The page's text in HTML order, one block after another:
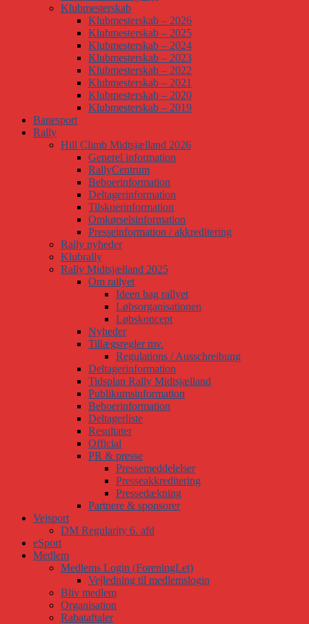
Klubmesterskab
Klubmesterskab – 2026
Klubmesterskab – 2025
Klubmesterskab – 2024
Klubmesterskab – 2023
Klubmesterskab – 2022
Klubmesterskab – 2021
Klubmesterskab – 2020
Klubmesterskab – 2019
Banesport
Rally
Hill Climb Midtsjælland 2026
Generel information
RallyCentrum
Beboerinformation
Deltagerinformation
Tilskuerinformation
Omkørselsinformation
Presseinformation / akkreditering
Rally nyheder
Klubrally
Rally Midtsjælland 2025
Om rallyet
Ideen bag rallyet
Løbsorganisationen
Løbskoncept
Nyheder
Tillægsregler mv.
Regulations / Ausschreibung
Deltagerinformation
Tidsplan Rally Midtsjælland
Publikumsinformation
Beboerinformation
Deltagerliste
Resultater
Official
PR & presse
Pressemeddelelser
Presseakkreditering
Pressedækning
Partnere & sponsorer
Vejsport
DM Regularity 6. afd
eSport
Medlem
Medlems Login (ForeningLet)
Vejledning til medlemslogin
Bliv medlem
Organisation
Rabataftaler